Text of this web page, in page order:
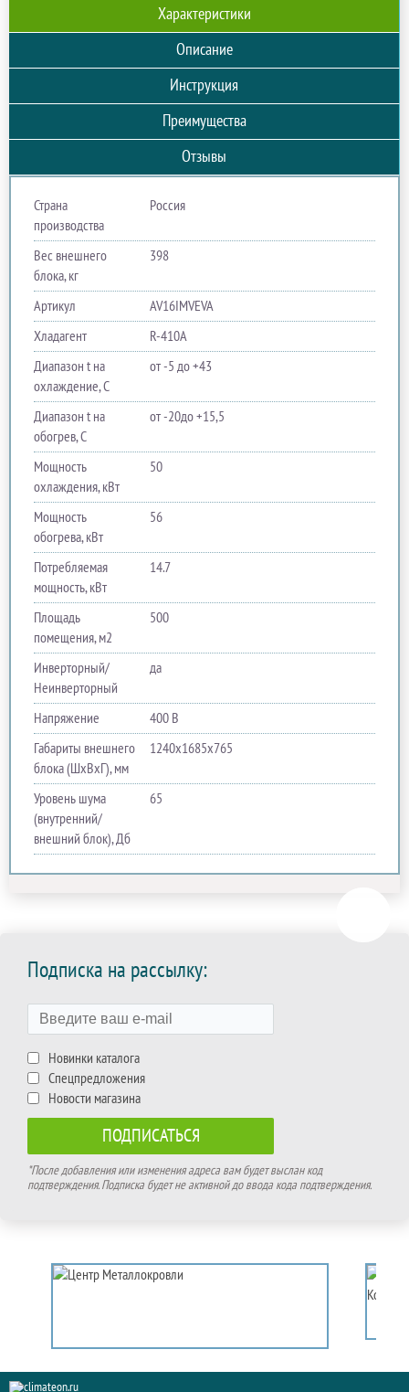
Характеристики
Описание
Инструкция
Преимущества
Отзывы
Страна
производства
Россия
Вес внешнего
блока, кг
398
Артикул
AV16IMVEVA
Хладагент
R-410A
Диапазон t на
охлаждение, С
от -5 до +43
Диапазон t на
обогрев, С
от -20до +15,5
Мощность
охлаждения, кВт
50
Мощность
обогрева, кВт
56
Потребляемая
мощность, кВт
14.7
Площадь
помещения, м2
500
Инверторный/
Неинверторный
да
Напряжение
400 В
Габариты внешнего
блока (ШхВхГ), мм
1240х1685х765
Уровень шума
(внутренний/
внешний блок), Дб
65
Подписка на рассылку:
Новинки каталога
Спецпредложения
Новости магазина
*После добавления или изменения адреса вам будет выслан код
подтверждения. Подписка будет не активной до ввода кода подтверждения.